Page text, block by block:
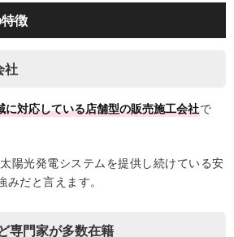
徴
社
に対応している店舗型の販売施工会社で
陽光発電システムを提供し続けている安
だと言えます。
専門家が多数在籍